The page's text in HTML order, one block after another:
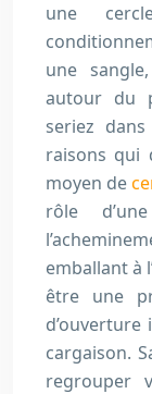
une
une
autour du
seriez
raisons qui
moyen de
rôle
emballant à
être une
cargaison.
regrouper